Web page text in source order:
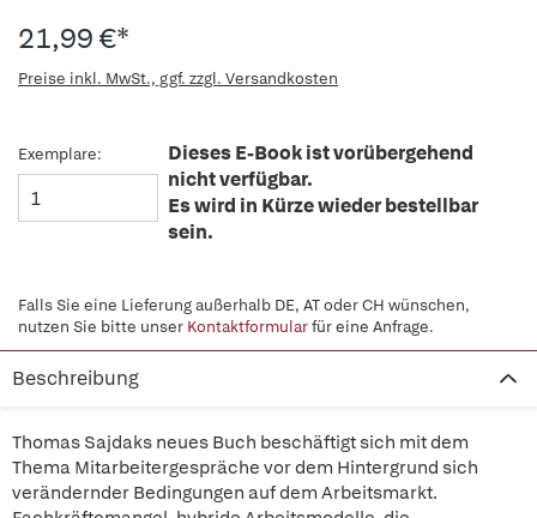
21,99 €*
Preise inkl. MwSt., ggf. zzgl. Versandkosten
Exemplare:
Dieses E-Book ist vorübergehend
nicht verfügbar.
Es wird in Kürze wieder bestellbar
sein.
Falls Sie eine Lieferung außerhalb DE, AT oder CH wünschen,
nutzen Sie bitte unser Kontaktformularfür eine Anfrage.
Beschreibung
Thomas Sajdaks neues Buch beschäftigt sich mit dem
Thema Mitarbeitergespräche vor dem Hintergrund sich
verändernder Bedingungen auf dem Arbeitsmarkt.